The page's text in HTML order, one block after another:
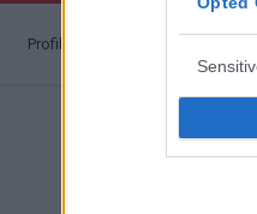
profilaktyka